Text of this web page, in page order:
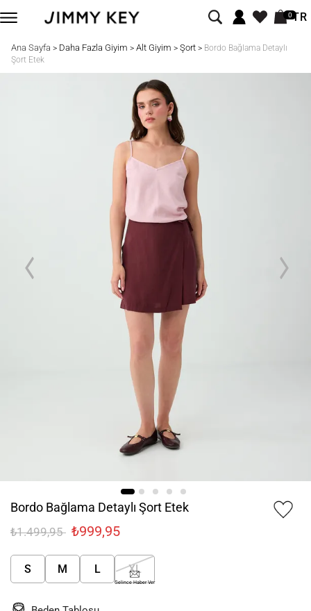
0TR
Ana Sayfa > Daha Fazla Giyim > Alt Giyim > Şort> Bordo Bağlama Detaylı
Şort Etek
Bordo Bağlama Detaylı Şort Etek
₺1.499,95 ₺999,95
S M L XL
Gelince Haber Ver